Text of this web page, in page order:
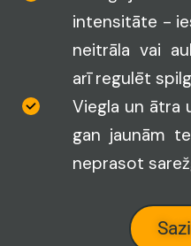
intensitāte -
neitrāla vai
arī regulēt
Viegla un ātra
gan jaunām
neprasot